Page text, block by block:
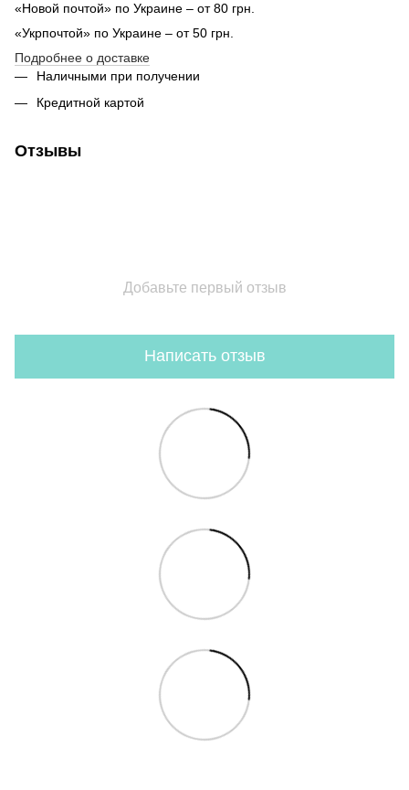
«Новой почтой» по Украине – от 80 грн.
«Укрпочтой» по Украине – от 50 грн.
Подробнее о доставке
Наличными при получении
Кредитной картой
Отзывы
Добавьте первый отзыв
Написать отзыв